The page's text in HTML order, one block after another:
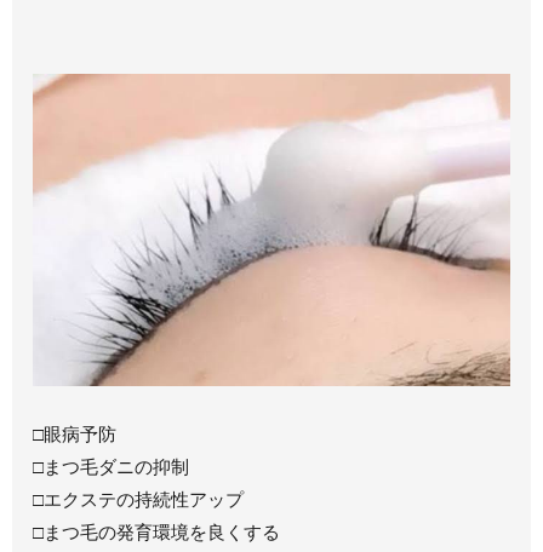
□眼病予防
□まつ毛ダニの抑制
□エクステの持続性アップ
□まつ毛の発育環境を良くする